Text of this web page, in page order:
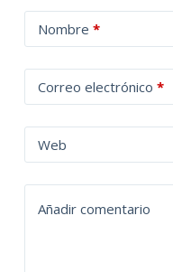
Nombre *
Correo electrónico *
Web
Añadir comentario
l
t
a
t